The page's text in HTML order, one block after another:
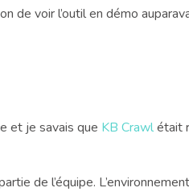
de voir l’outil en démo
et je savais que KB Crawlétait
de l’équipe.